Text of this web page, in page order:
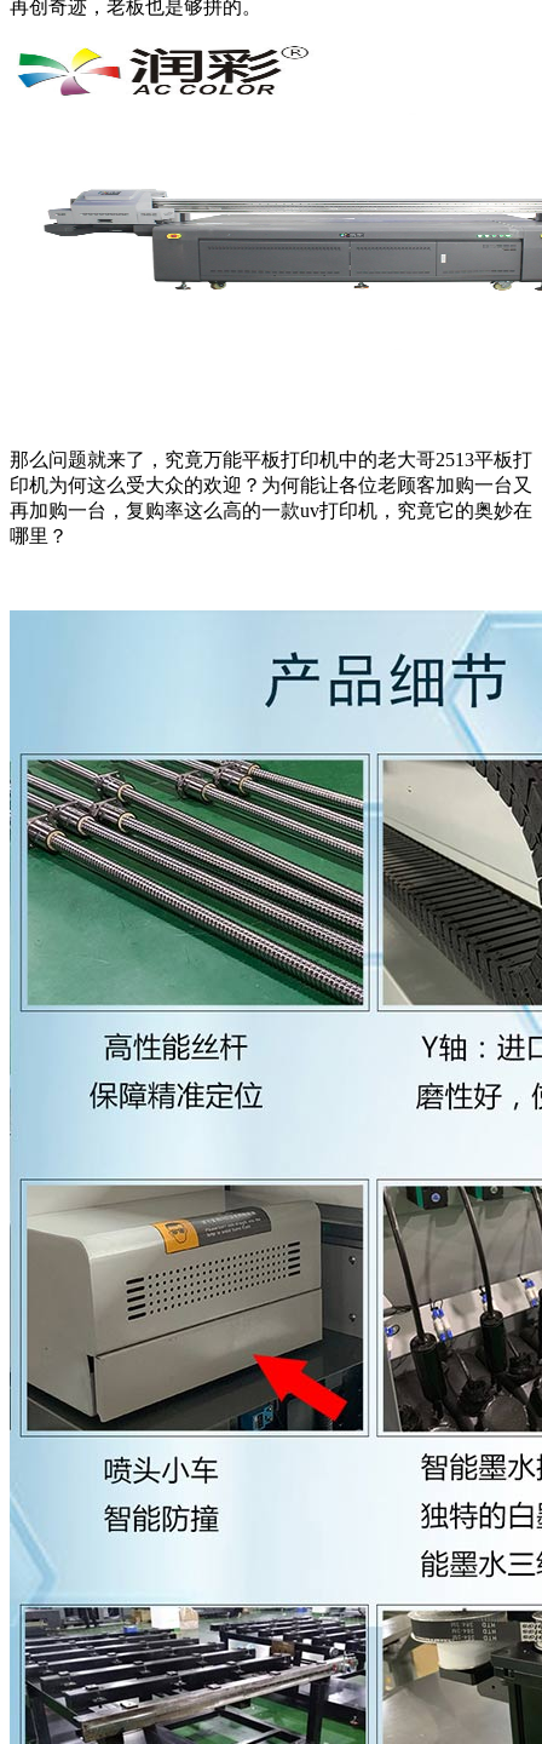
再创奇迹，老板也是够拼的。
那么问题就来了，究竟万能平板打印机中的老大哥2513平板打
印机为何这么受大众的欢迎？为何能让各位老顾客加购一台又
再加购一台，复购率这么高的一款uv打印机，究竟它的奥妙在
哪里？